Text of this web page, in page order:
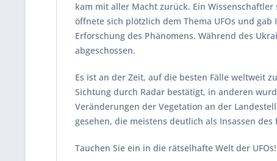
kam mit aller Macht zurück. Ein
öffnete sich plötzlich dem Thema UFOs und
Erforschung des Phänomens. Während des
abgeschossen.
Es ist an der Zeit, auf die besten Fälle weltweit
Sichtung durch Radar bestätigt, in anderen
Veränderungen der Vegetation an der
gesehen, die meistens deutlich als Insassen
Tauchen Sie ein in die rätselhafte Welt der UFOs!